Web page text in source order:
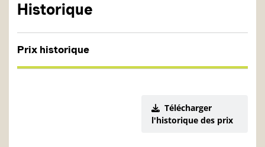
Historique
Prix historique
Télécharger
l'historique des prix